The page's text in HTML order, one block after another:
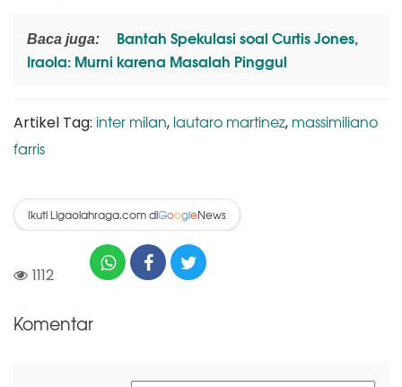
Baca juga:
Bantah Spekulasi soal Curtis Jones,
Iraola: Murni karena Masalah Pinggul
Artikel Tag: inter milan, lautaro martinez, massimiliano
farris
Ikuti Ligaolahraga.com diGoogleNews
1112
Komentar